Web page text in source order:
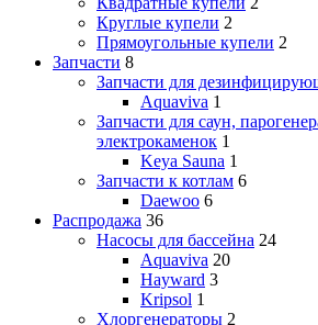
Круглые купели 2
Прямоугольные купели 2
Запчасти 8
Запчасти для
Aquaviva 1
Запчасти для саун,
электрокаменок 1
Keya Sauna 1
Запчасти к котлам 6
Daewoo 6
Распродажа 36
Насосы для бассейна 24
Aquaviva 20
Hayward 3
Kripsol 1
Хлоргенераторы 2